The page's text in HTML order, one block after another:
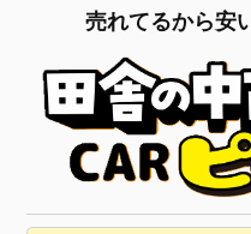
売れてるから安